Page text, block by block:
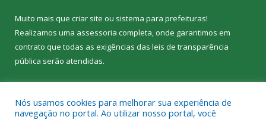
Muito mais que criar site ou sistema para prefeituras!
Realizamos uma assessoria completa, onde garantimos em
contrato que todas as exigências das leis de transparência
pública serão atendidas.
Nós usamos cookies para melhorar sua experiência de
navegação no portal. Ao utilizar nosso portal, você